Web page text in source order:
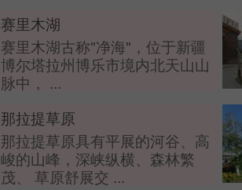
赛里木湖
赛里木湖古称"净海"，位于新疆
博尔塔拉州博乐市境内北天山山
脉中， ...
那拉提草原
那拉提草原具有平展的河谷、高
峻的山峰，深峡纵横、森林繁
茂、 草原舒展交 ...